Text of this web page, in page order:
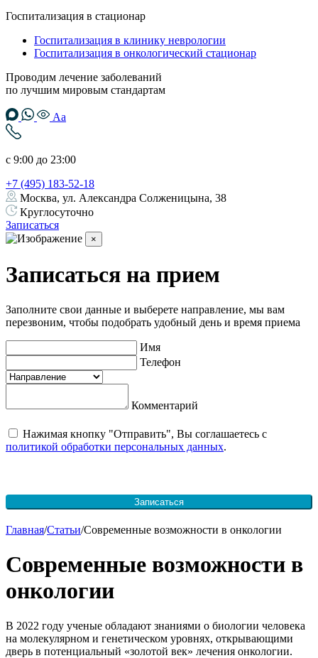
Госпитализация в стационар
Госпитализация в клинику неврологии
Госпитализация в онкологический стационар
Проводим лечение заболеваний
по лучшим мировым стандартам
Аа
с 9:00 до 23:00
+7 (495) 183-52-18
Москва, ул. Александра Солженицына, 38
Круглосуточно
Записаться
×
Записаться на прием
Заполните свои данные и выберете направление, мы вам
перезвоним, чтобы подобрать удобный день и время приема
Имя
Телефон
Комментарий
Нажимая кнопку "Отправить", Вы соглашаетесь с
политикой обработки персональных данных.
Записаться
Skip
content
Главная/Статьи/Современные возможности в онкологии
Современные возможности в
онкологии
В 2022 году ученые обладают знаниями о биологии человека
на молекулярном и генетическом уровнях, открывающими
дверь в потенциальный «золотой век» лечения онкологии.